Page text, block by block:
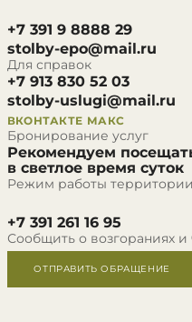
+7 391 9 8888 29
stolby-epo@mail.ru
Для справок
+7 913 830 52 03
stolby-uslugi@mail.ru
ВКОНТАКТЕ МАКС
Бронирование услуг
Рекомендуем
в светлое время суток
Режим работы
+7 391 261 16 95
Сообщить о возгораниях
ОТПРАВИТЬ ОБРАЩЕНИЕ